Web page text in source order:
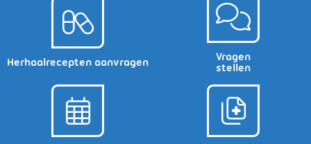
Herhaalrecepten aanvragen
Vragen
stellen